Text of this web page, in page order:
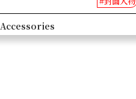
Accessories